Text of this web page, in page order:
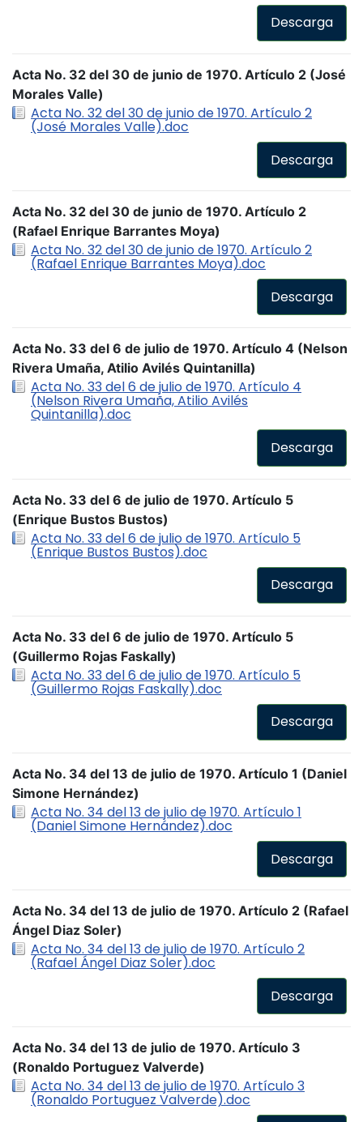
Descarga
Acta No. 32 del 30 de junio de 1970. Artículo 2 (José
Morales Valle)
Acta No. 32 del 30 de junio de 1970. Artículo 2
(José Morales Valle).doc
Descarga
Acta No. 32 del 30 de junio de 1970. Artículo 2
(Rafael Enrique Barrantes Moya)
Acta No. 32 del 30 de junio de 1970. Artículo 2
(Rafael Enrique Barrantes Moya).doc
Descarga
Acta No. 33 del 6 de julio de 1970. Artículo 4 (Nelson
Rivera Umaña, Atilio Avilés Quintanilla)
Acta No. 33 del 6 de julio de 1970. Artículo 4
(Nelson Rivera Umaña, Atilio Avilés
Quintanilla).doc
Descarga
Acta No. 33 del 6 de julio de 1970. Artículo 5
(Enrique Bustos Bustos)
Acta No. 33 del 6 de julio de 1970. Artículo 5
(Enrique Bustos Bustos).doc
Descarga
Acta No. 33 del 6 de julio de 1970. Artículo 5
(Guillermo Rojas Faskally)
Acta No. 33 del 6 de julio de 1970. Artículo 5
(Guillermo Rojas Faskally).doc
Descarga
Acta No. 34 del 13 de julio de 1970. Artículo 1 (Daniel
Simone Hernández)
Acta No. 34 del 13 de julio de 1970. Artículo 1
(Daniel Simone Hernández).doc
Descarga
Acta No. 34 del 13 de julio de 1970. Artículo 2 (Rafael
Ángel Diaz Soler)
Acta No. 34 del 13 de julio de 1970. Artículo 2
(Rafael Ángel Diaz Soler).doc
Descarga
Acta No. 34 del 13 de julio de 1970. Artículo 3
(Ronaldo Portuguez Valverde)
Acta No. 34 del 13 de julio de 1970. Artículo 3
(Ronaldo Portuguez Valverde).doc